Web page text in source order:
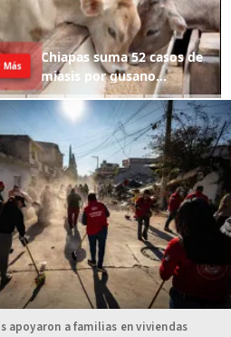
apoyaron a familias en viviendas